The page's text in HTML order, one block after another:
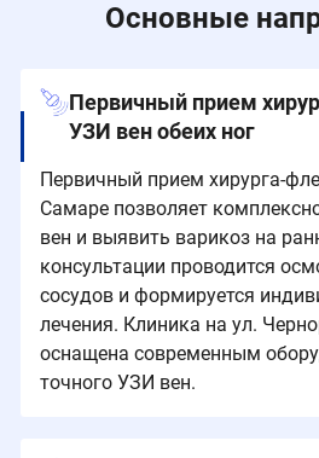
Основные
Первичный прием
УЗИ вен обеих ног
Первичный прием хирурга-
Самаре позволяет
вен и выявить варикоз на
консультации проводится
сосудов и формируется
лечения. Клиника на ул.
оснащена современным
точного УЗИ вен.